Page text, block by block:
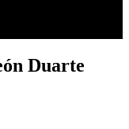
Duarte